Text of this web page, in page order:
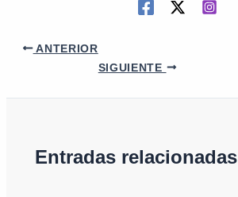
ANTERIOR
SIGUIENTE
Entradas relacionadas